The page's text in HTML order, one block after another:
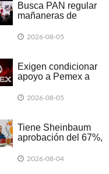
Busca PAN regular
mañaneras de
2026-08-05
Exigen condicionar
apoyo a Pemex a
2026-08-05
Tiene Sheinbaum
aprobación del 67%,
2026-08-04